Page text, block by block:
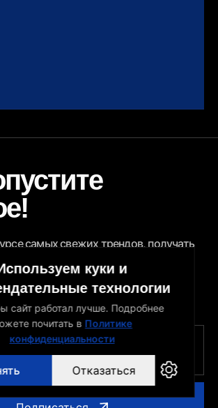
самых свежих трендов, получать
для вашего бизнеса и первыми
акциях и скидках?
наemail
куки и
технологии
сайт работал лучше. Подробнее
почитать в Политике
конфиденциальности
Отказаться